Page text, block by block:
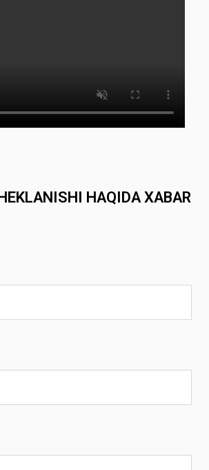
HAQIDA XABAR